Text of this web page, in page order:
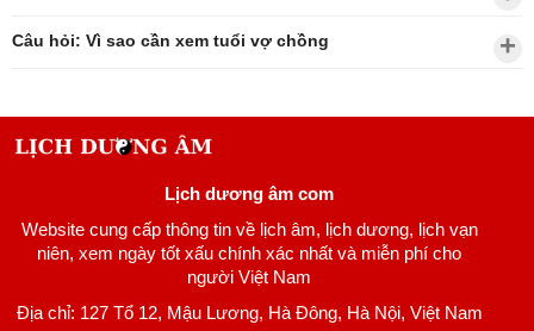
Câu hỏi: Vì sao cần xem tuổi vợ chồng
Lịch dương âm com
Website cung cấp thông tin về lịch âm, lịch dương, lịch vạn
niên, xem ngày tốt xấu chính xác nhất và miễn phí cho
người Việt Nam
Địa chỉ: 127 Tổ 12, Mậu Lương, Hà Đông, Hà Nội, Việt Nam